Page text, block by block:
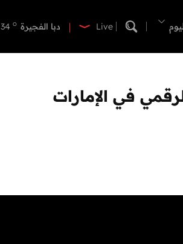
Live دبا الفجيرة 34 o
أم القيوينفي الإمارات